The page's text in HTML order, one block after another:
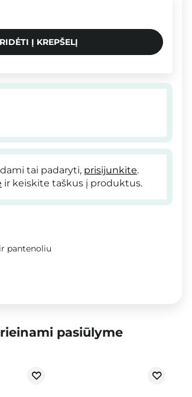
Į KREPŠELĮ
tai padaryti, prisijunkite.
ir keiskite taškus į produktus.
pantenoliu
pasiūlyme